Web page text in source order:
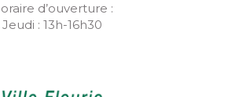
d’ouverture :
Jeudi : 13h-16h30